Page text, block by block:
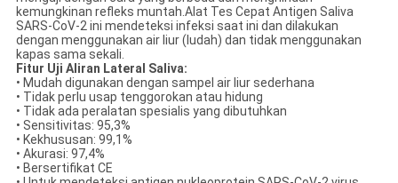
kemungkinan refleks muntah.Alat Tes Cepat Antigen Saliva
SARS-CoV-2 ini mendeteksi infeksi saat ini dan dilakukan
dengan menggunakan air liur (ludah) dan tidak menggunakan
kapas sama sekali.
Fitur Uji Aliran Lateral Saliva:
• Mudah digunakan dengan sampel air liur sederhana
• Tidak perlu usap tenggorokan atau hidung
• Tidak ada peralatan spesialis yang dibutuhkan
• Sensitivitas: 95,3%
• Kekhususan: 99,1%
• Akurasi: 97,4%
• Bersertifikat CE